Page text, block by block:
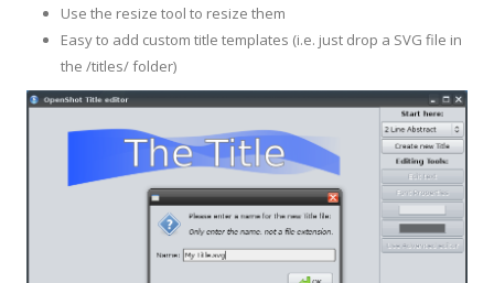
Use the resize tool to resize them
Easy to add custom title templates (i.e. just drop a SVG file in
the /titles/ folder)